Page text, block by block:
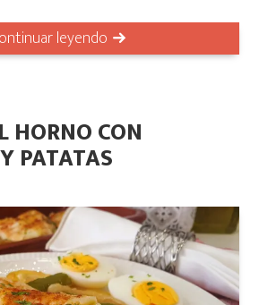
leyendo
HORNO CON
PATATAS